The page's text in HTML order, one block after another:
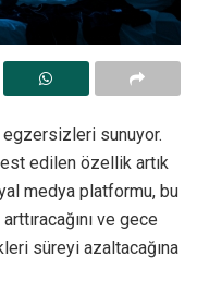
sunuyor.
edilen özellik artık
medya platformu, bu
ve gece
süreyi azaltacağına